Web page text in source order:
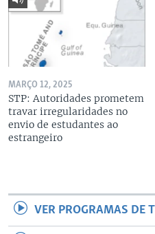
MARÇO 12, 2025
STP: Autoridades prometem
travar irregularidades no
envio de estudantes ao
estrangeiro
VER PROGRAMAS DE